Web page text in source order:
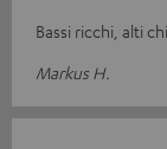
Bassi ricchi, alti
Markus H.